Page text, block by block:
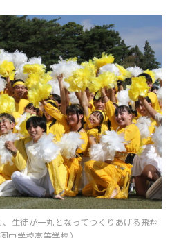
生徒が一丸となってつくりあげる飛翔